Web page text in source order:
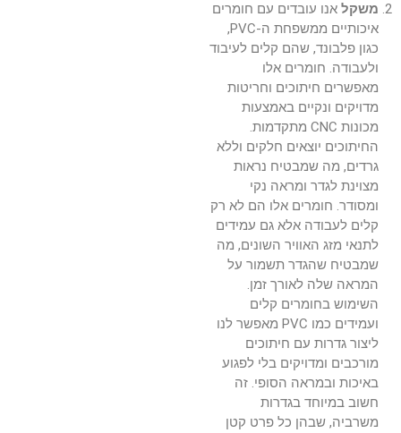
משקל אנו עובדים עם חומרים
איכותיים ממשפחת ה-PVC,
כגון פלבונד, שהם קלים לעיבוד
ולעבודה. חומרים אלו
מאפשרים חיתוכים וחריטות
מדויקים ונקיים באמצעות
מכונות CNC מתקדמות.
החיתוכים יוצאים חלקים וללא
גרדים, מה שמבטיח נראות
מצוינת לגדר ומראה נקי
ומסודר. חומרים אלו הם לא רק
קלים לעבודה אלא גם עמידים
לתנאי מזג האוויר השונים, מה
שמבטיח שהגדר תשמור על
המראה שלה לאורך זמן.
השימוש בחומרים קלים
ועמידים כמו PVC מאפשר לנו
ליצור גדרות עם חיתוכים
מורכבים ומדויקים בלי לפגוע
באיכות ובמראה הסופי. זה
חשוב במיוחד בגדרות
משרביה, שבהן כל פרט קטן